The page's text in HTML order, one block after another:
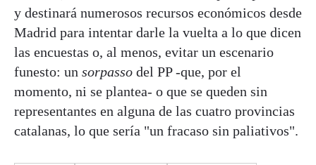
y destinará numerosos recursos económicos desde
Madrid para intentar darle la vuelta a lo que dicen
las encuestas o, al menos, evitar un escenario
funesto: un sorpasso del PP -que, por el
momento, ni se plantea- o que se queden sin
representantes en alguna de las cuatro provincias
catalanas, lo que sería "un fracaso sin paliativos".